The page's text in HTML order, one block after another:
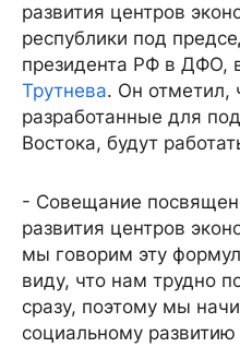
развития центров
республики под
президента РФ в ДФО,
Трутнева. Он отметил,
разработанные для
Востока, будут
- Совещание
развития центров
мы говорим эту
виду, что нам трудно
сразу, поэтому мы
социальному развитию